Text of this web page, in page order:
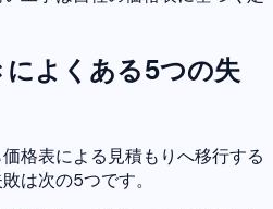
よくある5つの失
格表による見積もりへ移行する
は次の5つです。